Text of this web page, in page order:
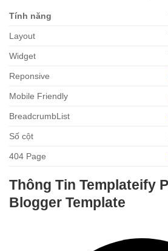
Tính năng
Layout
Widget
Reponsive
Mobile Friendly
BreadcrumbList
Số cột
404 Page
Thông Tin Templateify
Blogger Template